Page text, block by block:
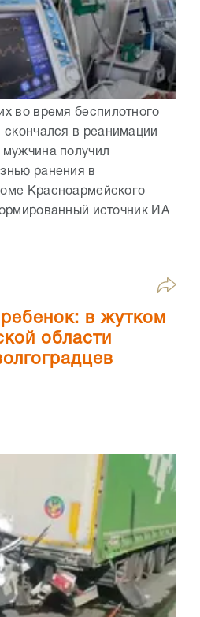
во время беспилотного
скончался в реанимации
получил
ранения в
Красноармейского
источник ИА
в жутком
области